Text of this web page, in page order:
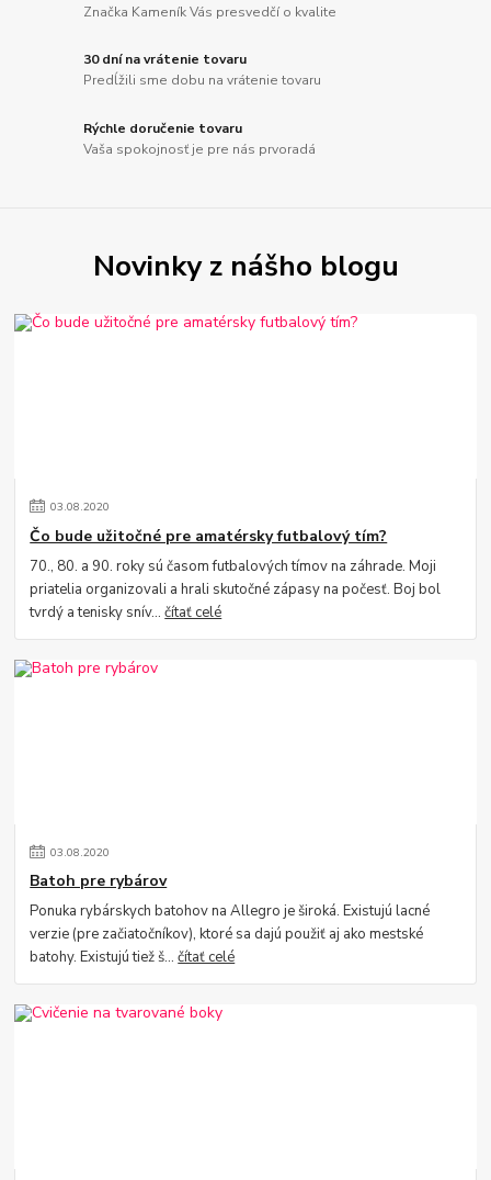
Značka Kameník Vás presvedčí o kvalite
30 dní na vrátenie tovaru
Predĺžili sme dobu na vrátenie tovaru
Rýchle doručenie tovaru
Vaša spokojnosť je pre nás prvoradá
Novinky z nášho blogu
03.08.2020
Čo bude užitočné pre amatérsky futbalový tím?
70., 80. a 90. roky sú časom futbalových tímov na záhrade. Moji
priatelia organizovali a hrali skutočné zápasy na počesť. Boj bol
tvrdý a tenisky snív...čítať celé
03.08.2020
Batoh pre rybárov
Ponuka rybárskych batohov na Allegro je široká. Existujú lacné
verzie (pre začiatočníkov), ktoré sa dajú použiť aj ako mestské
batohy. Existujú tiež š...čítať celé